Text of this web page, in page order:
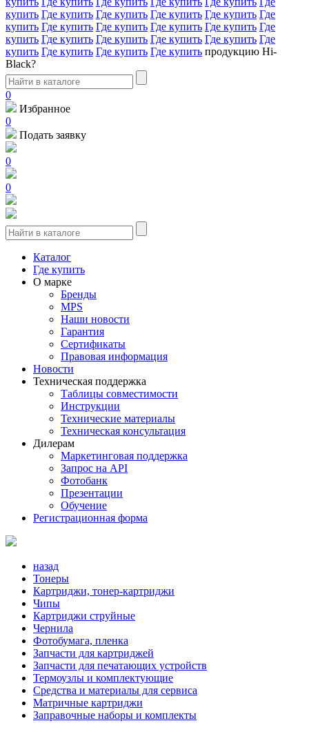
купить Где купить Где купить Где купить Где купить Где
купить Где купить Где купить Где купить Где купить Где
купить Где купить Где купить Где купить Где купить Где
купить Где купить Где купить Где купить продукцию Hi-
Black?
0
Избранное
0
Подать заявку
0
0
Каталог
Где купить
О марке
Бренды
MPS
Наши новости
Гарантия
Сертификаты
Правовая информация
Новости
Техническая поддержка
Таблицы совместимости
Инструкции
Технические материалы
Техническая консультация
Дилерам
Маркетинговая поддержка
Запрос на API
Фотобанк
Презентации
Обучение
Регистрационная форма
назад
Тонеры
Картриджи, тонер-картриджи
Чипы
Картриджи струйные
Чернила
Фотобумага, пленка
Запчасти для картриджей
Запчасти для печатающих устройств
Термоузлы и комплектующие
Средства и материалы для сервиса
Матричные картриджи
Заправочные наборы и комплекты